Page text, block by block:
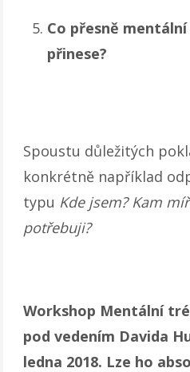
Co přesně
přinese?
Spoustu důležitých
konkrétně například
typu Kde jsem? Kam
potřebuji?
Workshop Mentální
pod vedením Davida
ledna 2018. Lze ho